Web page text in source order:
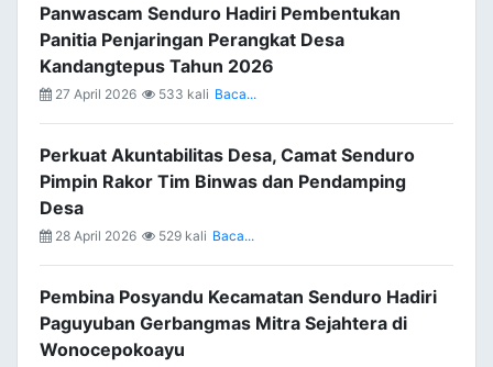
Panwascam Senduro Hadiri Pembentukan
Panitia Penjaringan Perangkat Desa
Kandangtepus Tahun 2026
27 April 2026 533 kali Baca...
Perkuat Akuntabilitas Desa, Camat Senduro
Pimpin Rakor Tim Binwas dan Pendamping
Desa
28 April 2026 529 kali Baca...
Pembina Posyandu Kecamatan Senduro Hadiri
Paguyuban Gerbangmas Mitra Sejahtera di
Wonocepokoayu